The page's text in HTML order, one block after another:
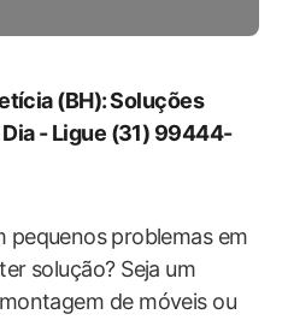
(BH):⁢ Soluções⁣
-‌ Ligue (31) 99444-
pequenos⁤ problemas em
solução? Seja‌ um
de móveis ou​